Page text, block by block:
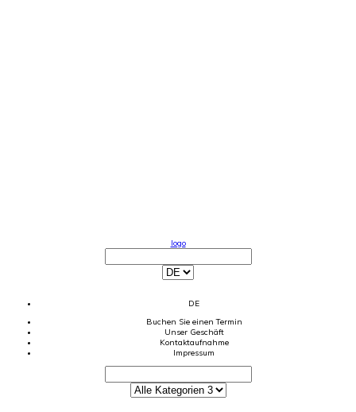
logo
DE
Buchen Sie einen Termin
Unser Geschäft
Kontaktaufnahme
Impressum